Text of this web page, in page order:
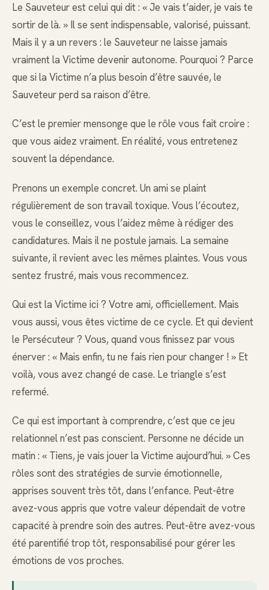
Le Sauveteur est celui qui dit : « Je vais t’aider, je vais te
sortir de là. » Il se sent indispensable, valorisé, puissant.
Mais il y a un revers : le Sauveteur ne laisse jamais
vraiment la Victime devenir autonome. Pourquoi ? Parce
que si la Victime n’a plus besoin d’être sauvée, le
Sauveteur perd sa raison d’être.
C’est le premier mensonge que le rôle vous fait croire :
que vous aidez vraiment. En réalité, vous entretenez
souvent la dépendance.
Prenons un exemple concret. Un ami se plaint
régulièrement de son travail toxique. Vous l’écoutez,
vous le conseillez, vous l’aidez même à rédiger des
candidatures. Mais il ne postule jamais. La semaine
suivante, il revient avec les mêmes plaintes. Vous vous
sentez frustré, mais vous recommencez.
Qui est la Victime ici ? Votre ami, officiellement. Mais
vous aussi, vous êtes victime de ce cycle. Et qui devient
le Persécuteur ? Vous, quand vous finissez par vous
énerver : « Mais enfin, tu ne fais rien pour changer ! » Et
voilà, vous avez changé de case. Le triangle s’est
refermé.
Ce qui est important à comprendre, c’est que ce jeu
relationnel n’est pas conscient. Personne ne décide un
matin : « Tiens, je vais jouer la Victime aujourd’hui. » Ces
rôles sont des stratégies de survie émotionnelle,
apprises souvent très tôt, dans l’enfance. Peut-être
avez-vous appris que votre valeur dépendait de votre
capacité à prendre soin des autres. Peut-être avez-vous
été parentifié trop tôt, responsabilisé pour gérer les
émotions de vos proches.